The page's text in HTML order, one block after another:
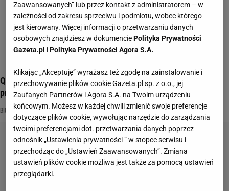
Quiz wiedzy o człowieku. Każdy z was powinien mieć
przynajmniej 8/10
BIOLOGIA CHOROBY CZŁOWIEK
Zaawansowanych” lub przez kontakt z administratorem – w
zależności od zakresu sprzeciwu i podmiotu, wobec którego
jest kierowany. Więcej informacji o przetwarzaniu danych
osobowych znajdziesz w dokumencie Polityka Prywatności
Gazeta.pl i Polityka Prywatności Agora S.A.
Klikając „Akceptuję” wyrażasz też zgodę na zainstalowanie i
przechowywanie plików cookie Gazeta.pl sp. z o.o., jej
Zaufanych Partnerów i Agora S.A. na Twoim urządzeniu
końcowym. Możesz w każdej chwili zmienić swoje preferencje
dotyczące plików cookie, wywołując narzędzie do zarządzania
twoimi preferencjami dot. przetwarzania danych poprzez
odnośnik „Ustawienia prywatności ” w stopce serwisu i
przechodząc do „Ustawień Zaawansowanych”. Zmiana
ustawień plików cookie możliwa jest także za pomocą ustawień
przeglądarki.